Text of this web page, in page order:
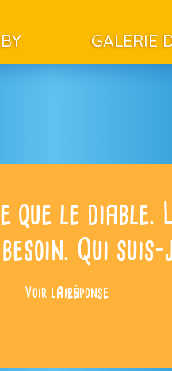
GALERIE
que le
Qui
Voir la réponse
Rien